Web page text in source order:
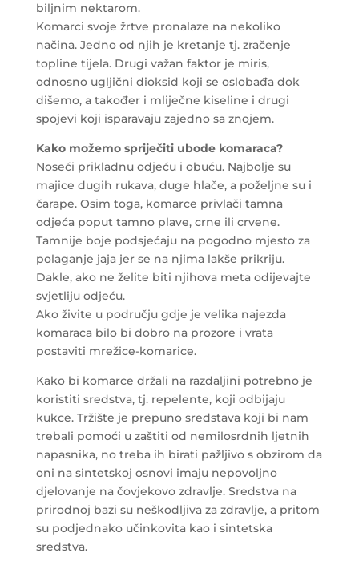
biljnim nektarom.
Komarci svoje žrtve pronalaze na nekoliko
načina. Jedno od njih je kretanje tj. zračenje
topline tijela. Drugi važan faktor je miris,
odnosno ugljični dioksid koji se oslobađa dok
dišemo, a također i mliječne kiseline i drugi
spojevi koji isparavaju zajedno sa znojem.
Kako možemo spriječiti ubode komaraca?
Noseći prikladnu odjeću i obuću. Najbolje su
majice dugih rukava, duge hlače, a poželjne su i
čarape. Osim toga, komarce privlači tamna
odjeća poput tamno plave, crne ili crvene.
Tamnije boje podsjećaju na pogodno mjesto za
polaganje jaja jer se na njima lakše prikriju.
Dakle, ako ne želite biti njihova meta odijevajte
svjetliju odjeću.
Ako živite u području gdje je velika najezda
komaraca bilo bi dobro na prozore i vrata
postaviti mrežice-komarice.
Kako bi komarce držali na razdaljini potrebno je
koristiti sredstva, tj. repelente, koji odbijaju
kukce. Tržište je prepuno sredstava koji bi nam
trebali pomoći u zaštiti od nemilosrdnih ljetnih
napasnika, no treba ih birati pažljivo s obzirom da
oni na sintetskoj osnovi imaju nepovoljno
djelovanje na čovjekovo zdravlje. Sredstva na
prirodnoj bazi su neškodljiva za zdravlje, a pritom
su podjednako učinkovita kao i sintetska
sredstva.